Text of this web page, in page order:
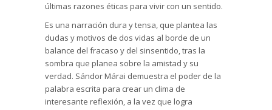
últimas razones éticas para vivir con un sentido.
Es una narración dura y tensa, que plantea las
dudas y motivos de dos vidas al borde de un
balance del fracaso y del sinsentido, tras la
sombra que planea sobre la amistad y su
verdad. Sándor Márai demuestra el poder de la
palabra escrita para crear un clima de
interesante reflexión, a la vez que logra